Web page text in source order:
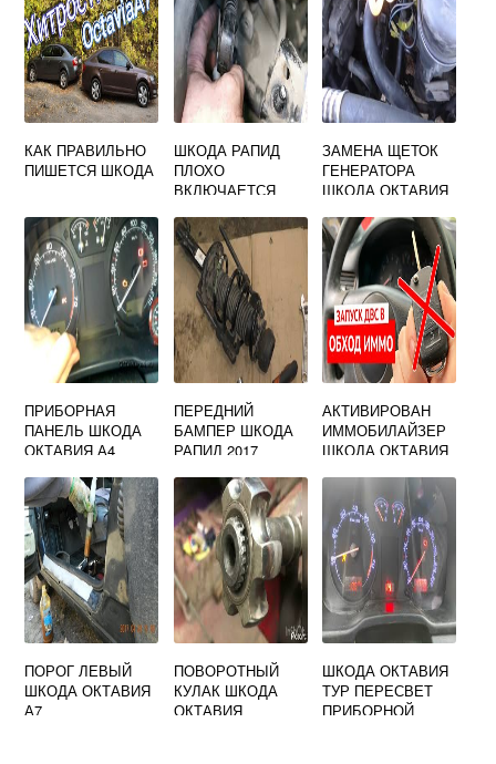
КАК ПРАВИЛЬНО
ПИШЕТСЯ ШКОДА
ШКОДА РАПИД
ПЛОХО
ВКЛЮЧАЕТСЯ
ПЕРЕДАЧА НА
ХОЛОДНУЮ
ЗАМЕНА ЩЕТОК
ГЕНЕРАТОРА
ШКОДА ОКТАВИЯ
ПРИБОРНАЯ
ПАНЕЛЬ ШКОДА
ОКТАВИЯ А4
ПЕРЕДНИЙ
БАМПЕР ШКОДА
РАПИД 2017
АКТИВИРОВАН
ИММОБИЛАЙЗЕР
ШКОДА ОКТАВИЯ
ПОРОГ ЛЕВЫЙ
ШКОДА ОКТАВИЯ
А7
ПОВОРОТНЫЙ
КУЛАК ШКОДА
ОКТАВИЯ
ШКОДА ОКТАВИЯ
ТУР ПЕРЕСВЕТ
ПРИБОРНОЙ